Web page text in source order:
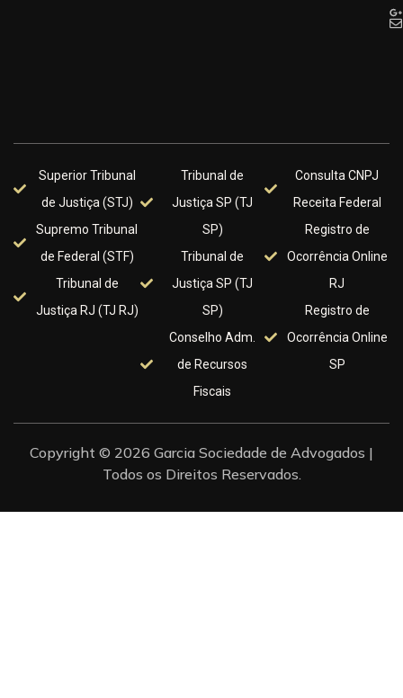
Superior Tribunal
de Justiça (STJ)
Supremo Tribunal
de Federal (STF)
Tribunal de
Justiça RJ (TJ RJ)
Tribunal de
Justiça SP (TJ
SP)
Tribunal de
Justiça SP (TJ
SP)
Conselho Adm.
de Recursos
Fiscais
Consulta CNPJ
Receita Federal
Registro de
Ocorrência Online
RJ
Registro de
Ocorrência Online
SP
Copyright © 2026 Garcia Sociedade de Advogados |
Todos os Direitos Reservados.